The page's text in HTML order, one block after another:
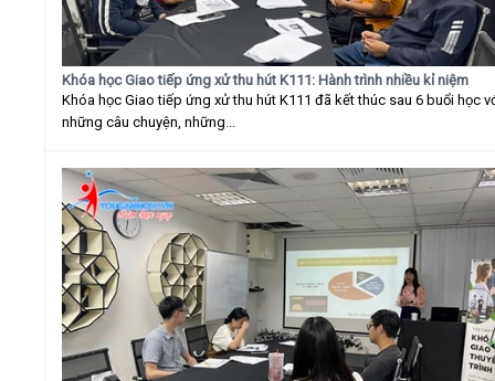
Khóa học Giao tiếp ứng xử thu hút K111: Hành trình nhiều kỉ niệm
Khóa học Giao tiếp ứng xử thu hút K111 đã kết thúc sau 6 buổi học
những câu chuyện, những...